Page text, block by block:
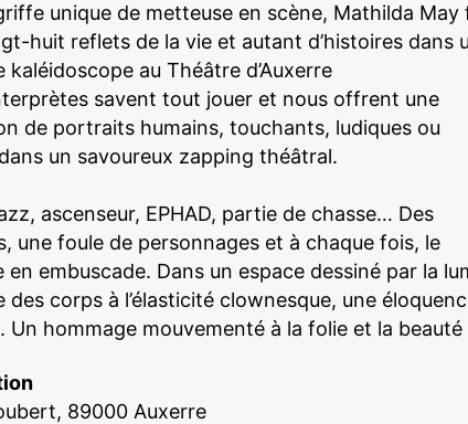
unique de metteuse en scène, Mathilda May
huit reflets de la vie et autant d’histoires dans
kaléidoscope au Théâtre d’Auxerre
savent tout jouer et nous offrent une
de portraits humains, touchants, ludiques ou
un savoureux zapping théâtral.
ascenseur, EPHAD, partie de chasse… Des
une foule de personnages et à chaque fois, le
en embuscade. Dans un espace dessiné par la
des corps à l’élasticité clownesque, une
Un hommage mouvementé à la folie et la
89000 Auxerre